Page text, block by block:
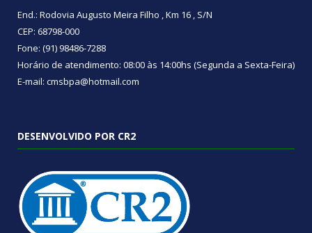
End.: Rodovia Augusto Meira Filho , Km 16 , S/N
CEP: 68798-000
Fone: (91) 98486-7288
Horário de atendimento: 08:00 às 14:00hs (Segunda a Sexta-Feira)
E-mail: cmsbpa@hotmail.com
DESENVOLVIDO POR CR2